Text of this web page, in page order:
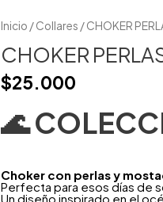
Inicio /Collares / CHOKER
CHOKER
$25.000
🌊
Choker con perlas y
Perfecta para esos días de
Un diseño inspirado en el